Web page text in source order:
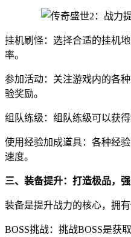
挂机刷怪：选择合适的挂机
率。
参加活动：关注游戏内的各
验奖励。
组队练级：组队练级可以获
使用经验加成道具：各种经
速度。
三、装备提升：打造极品，
装备是提升战力的核心，拥
BOSS挑战：挑战BOSS是获